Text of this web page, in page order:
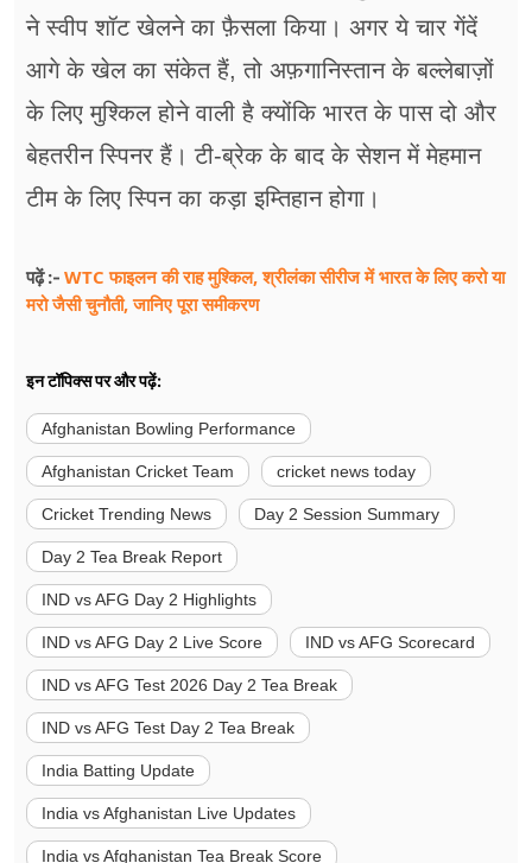
ने स्वीप शॉट खेलने का फ़ैसला किया। अगर ये चार गेंदें
आगे के खेल का संकेत हैं, तो अफ़गानिस्तान के बल्लेबाज़ों
के लिए मुश्किल होने वाली है क्योंकि भारत के पास दो और
बेहतरीन स्पिनर हैं। टी-ब्रेक के बाद के सेशन में मेहमान
टीम के लिए स्पिन का कड़ा इम्तिहान होगा।
पढ़ें :- WTC फाइलन की राह मुश्किल, श्रीलंका सीरीज में भारत के लिए करो या
मरो जैसी चुनौती, जानिए पूरा समीकरण
इन टॉपिक्स पर और पढ़ें:
Afghanistan Bowling Performance
Afghanistan Cricket Team cricket news today
Cricket Trending News Day 2 Session Summary
Day 2 Tea Break Report
IND vs AFG Day 2 Highlights
IND vs AFG Day 2 Live Score IND vs AFG Scorecard
IND vs AFG Test 2026 Day 2 Tea Break
IND vs AFG Test Day 2 Tea Break
India Batting Update
India vs Afghanistan Live Updates
India vs Afghanistan Tea Break Score